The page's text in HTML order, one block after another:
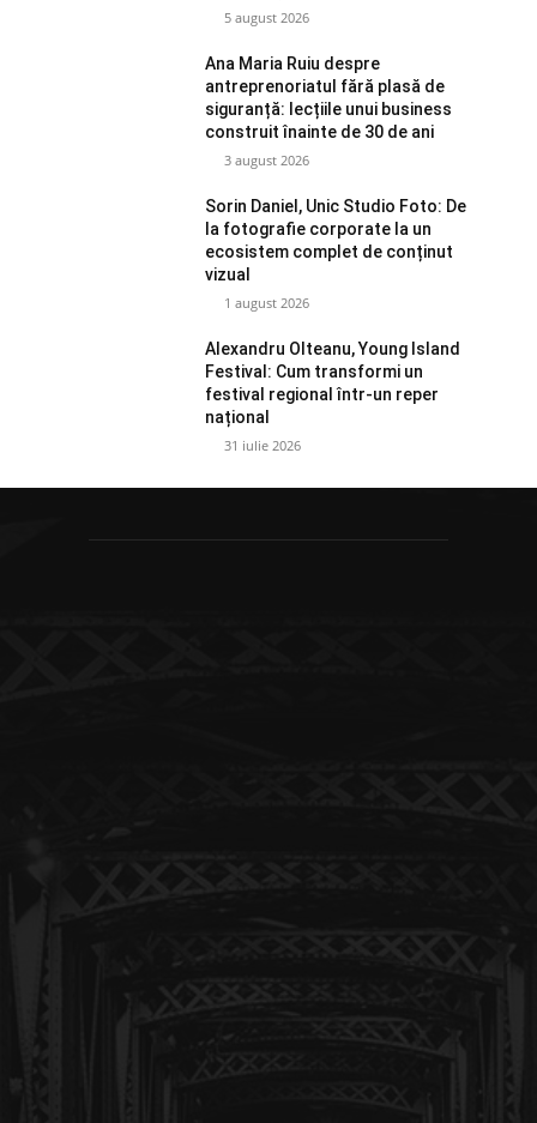
5 august 2026
Ana Maria Ruiu despre
antreprenoriatul fără plasă de
siguranță: lecțiile unui business
construit înainte de 30 de ani
3 august 2026
Sorin Daniel, Unic Studio Foto: De
la fotografie corporate la un
ecosistem complet de conținut
vizual
1 august 2026
Alexandru Olteanu, Young Island
Festival: Cum transformi un
festival regional într-un reper
național
31 iulie 2026